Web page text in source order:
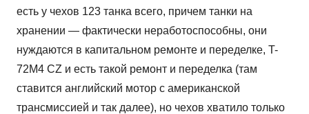
есть у чехов 123 танка всего, причем танки на
хранении — фактически неработоспособны, они
нуждаются в капитальном ремонте и переделке, T-
72M4 CZ и есть такой ремонт и переделка (там
ставится английский мотор с американской
трансмиссией и так далее), но чехов хватило только